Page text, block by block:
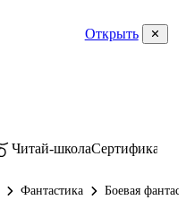
Открыть
Читай-школаСертификаты
Фантастика Боевая